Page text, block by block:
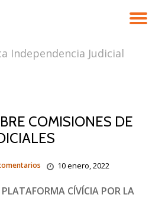
COMISIONES DE
10 enero, 2022
CÍVÍCIA POR LA